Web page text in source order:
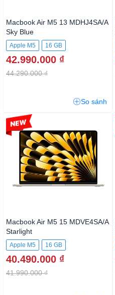
Macbook Air M5 13 MDHJ4SA/A
Sky Blue
Apple M5 16 GB
42.990.000 ₫
44.290.000 ₫
So sánh
Macbook Air M5 15 MDVE4SA/A
Starlight
Apple M5 16 GB
40.490.000 ₫
41.990.000 ₫
-3%